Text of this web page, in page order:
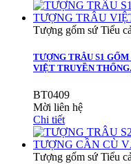
Tượng gốm sứ Tiểu
TƯỢNG TRÂU S1
VIỆT TRUYỀN THỐNG.
BT0409
Mời liên hệ
Chi tiết
Tượng gốm sứ Tiểu